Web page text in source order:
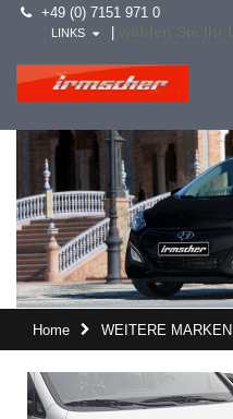
+49 (0) 7151 971 0
LINKS
Home WEITERE MARKEN